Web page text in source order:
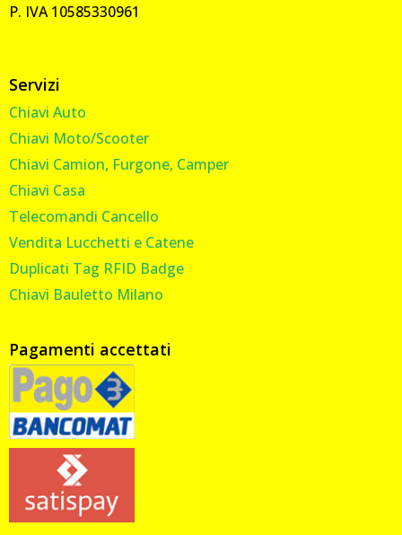
P. IVA 10585330961
Servizi
Chiavi Auto
Chiavi Moto/Scooter
Chiavi Camion, Furgone, Camper
Chiavi Casa
Telecomandi Cancello
Vendita Lucchetti e Catene
Duplicati Tag RFID Badge
Chiavi Bauletto Milano
Pagamenti accettati